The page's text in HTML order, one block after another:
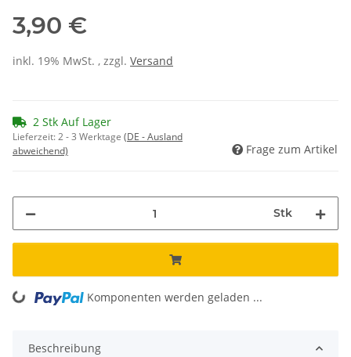
3,90 €
inkl. 19% MwSt. , zzgl. Versand
2 Stk Auf Lager
Lieferzeit:2 - 3 Werktage (DE - Ausland
abweichend)
Frage zum Artikel
Stk
Loading... Komponenten werden geladen ...
Beschreibung